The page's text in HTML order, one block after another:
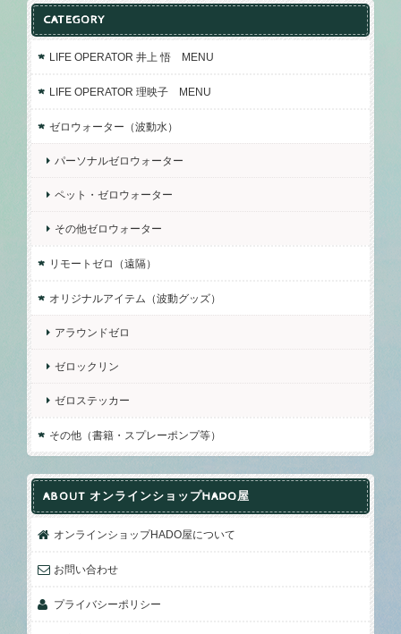
CATEGORY
LIFE OPERATOR 井上 悟 MENU
LIFE OPERATOR 理映子 MENU
ゼロウォーター（波動水）
パーソナルゼロウォーター
ペット・ゼロウォーター
その他ゼロウォーター
リモートゼロ（遠隔）
オリジナルアイテム（波動グッズ）
アラウンドゼロ
ゼロックリン
ゼロステッカー
その他（書籍・スプレーポンプ等）
ABOUT オンラインショップHADO屋
オンラインショップHADO屋について
お問い合わせ
プライバシーポリシー